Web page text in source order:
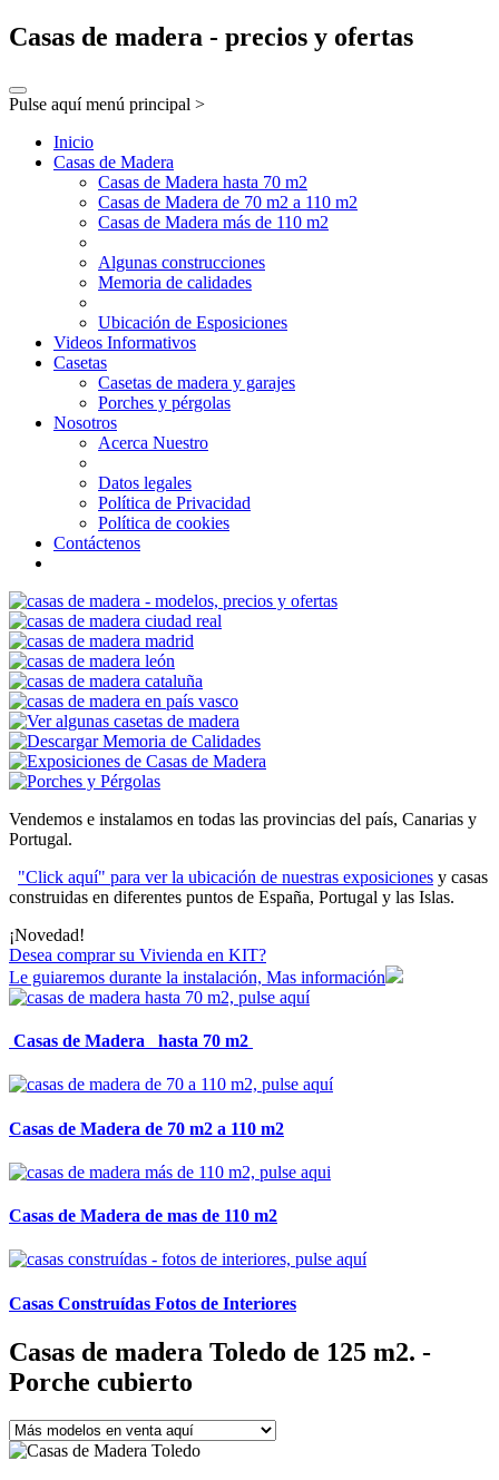
Casas de madera - precios y ofertas
Pulse aquí menú principal >
Inicio
Casas de Madera
Casas de Madera hasta 70 m2
Casas de Madera de 70 m2 a 110 m2
Casas de Madera más de 110 m2
Algunas construcciones
Memoria de calidades
Ubicación de Esposiciones
Videos Informativos
Casetas
Casetas de madera y garajes
Porches y pérgolas
Nosotros
Acerca Nuestro
Datos legales
Política de Privacidad
Política de cookies
Contáctenos
Vendemos e instalamos en todas las provincias del país, Canarias y
Portugal.
"Click aquí" para ver la ubicación de nuestras exposiciones y casas
construidas en diferentes puntos de España, Portugal y las Islas.
¡Novedad!
Desea comprar su Vivienda en KIT?
Le guiaremos durante la instalación, Mas información
Casas de Madera hasta 70 m2
Casas de Madera de 70 m2 a 110 m2
Casas de Madera de mas de 110 m2
Casas Construídas Fotos de Interiores
Casas de madera Toledo de 125 m2. -
Porche cubierto